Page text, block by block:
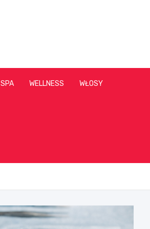
SPA WELLNESS WŁOSY